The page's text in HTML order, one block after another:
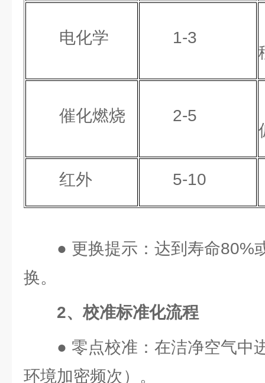
电化学
1-3
催化燃烧
2-5
红外 5-10
● 更换提示：达到寿命80%
换。
2、校准标准化流程
● 零点校准：在洁净空气中
环境加密频次）。